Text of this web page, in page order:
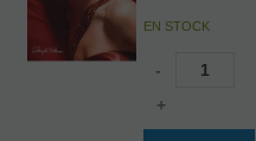
EN STOCK
-
+